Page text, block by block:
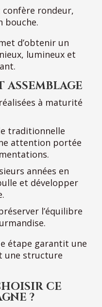
confère rondeur,
bouche.
d’obtenir un
lumineux et
à maturité
traditionnelle
attention portée
années en
et développer
l’équilibre
étape garantit une
une structure
CE
?